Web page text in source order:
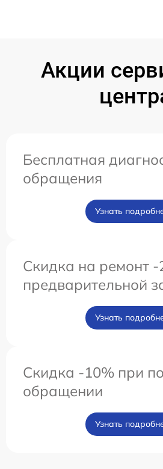
Акции
Бесплатная
обращения
Узнать
Скидка на ремонт -
предварительной
Узнать
Скидка -10% при
обращении
Узнать